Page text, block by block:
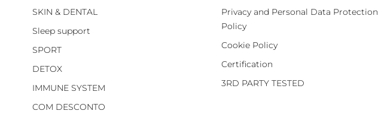
SKIN & DENTAL
Sleep support
SPORT
DETOX
IMMUNE SYSTEM
COM DESCONTO
Privacy and Personal Data Protection
Policy
Cookie Policy
Certification
3RD PARTY TESTED